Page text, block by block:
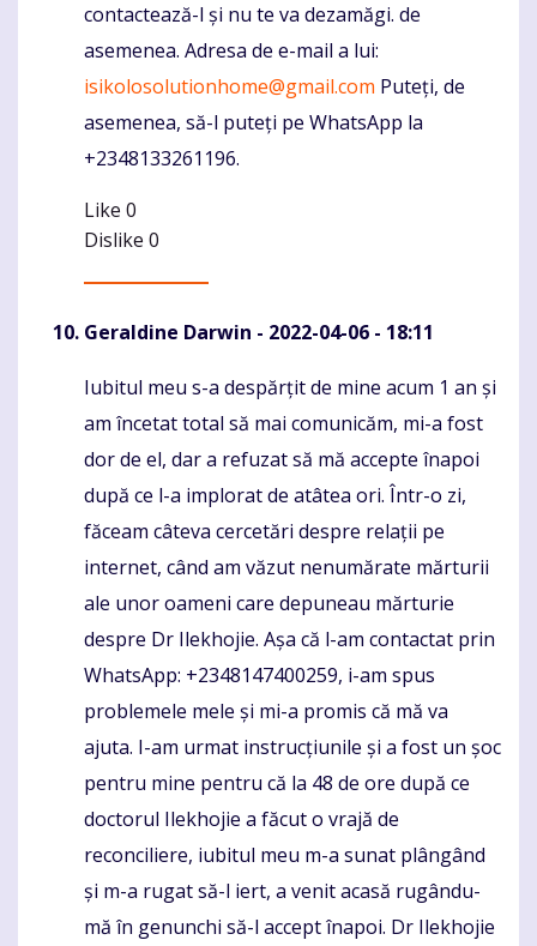
contactează-l și nu te va dezamăgi. de
asemenea. Adresa de e-mail a lui:
isikolosolutionhome@gmail.com Puteți, de
asemenea, să-l puteți pe WhatsApp la
+2348133261196.
Like 0
Dislike 0
Geraldine Darwin - 2022-04-06 - 18:11
Komentaras
Iubitul meu s-a despărțit de mine acum 1 an și
am încetat total să mai comunicăm, mi-a fost
dor de el, dar a refuzat să mă accepte înapoi
după ce l-a implorat de atâtea ori. Într-o zi,
făceam câteva cercetări despre relații pe
internet, când am văzut nenumărate mărturii
ale unor oameni care depuneau mărturie
despre Dr Ilekhojie. Așa că l-am contactat prin
WhatsApp: +2348147400259, i-am spus
problemele mele și mi-a promis că mă va
ajuta. I-am urmat instrucțiunile și a fost un șoc
pentru mine pentru că la 48 de ore după ce
doctorul Ilekhojie a făcut o vrajă de
reconciliere, iubitul meu m-a sunat plângând
și m-a rugat să-l iert, a venit acasă rugându-
mă în genunchi să-l accept înapoi. Dr Ilekhojie